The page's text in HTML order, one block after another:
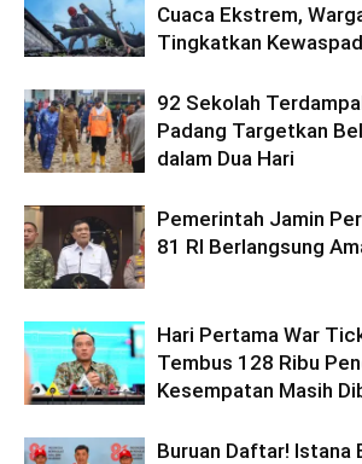
Cuaca Ekstrem,
Tingkatkan
92 Sekolah
Padang Targetkan
dalam Dua Hari
Pemerintah Jamin
81 RI Berlangsung
Hari Pertama War
Tembus 128 Ribu
Kesempatan Masih
Buruan Daftar! Istana